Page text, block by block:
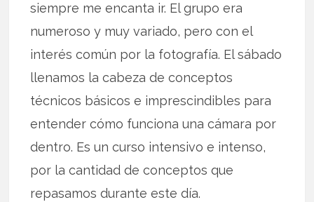
siempre me encanta ir. El grupo era
numeroso y muy variado, pero con el
interés común por la fotografía. El sábado
llenamos la cabeza de conceptos
técnicos básicos e imprescindibles para
entender cómo funciona una cámara por
dentro. Es un curso intensivo e intenso,
por la cantidad de conceptos que
repasamos durante este día.